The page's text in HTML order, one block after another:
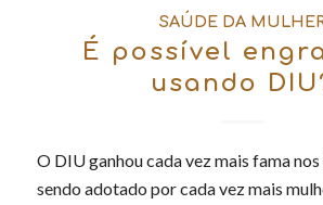
SAÚDE DA
É possível
usando
O DIU ganhou cada vez mais fama
sendo adotado por cada vez mais